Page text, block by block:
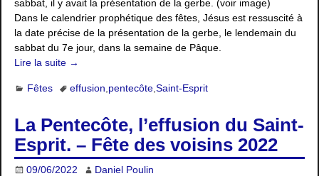
sabbat, il y avait la présentation de la gerbe. (voir image)
Dans le calendrier prophétique des fêtes, Jésus est ressuscité à
la date précise de la présentation de la gerbe, le lendemain du
sabbat du 7e jour, dans la semaine de Pâque.
Lire la suite →
Fêtes effusion pentecôte, Saint-Esprit
La Pentecôte, l’effusion du Saint-
Esprit. – Fête des voisins 2022
09/06/2022 Daniel Poulin